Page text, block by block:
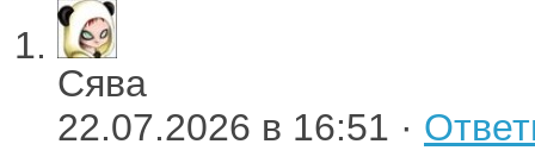
Сява
22.07.2026 в 16:51 ·